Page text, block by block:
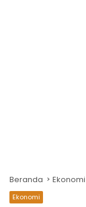
Beranda Ekonomi
Ekonomi